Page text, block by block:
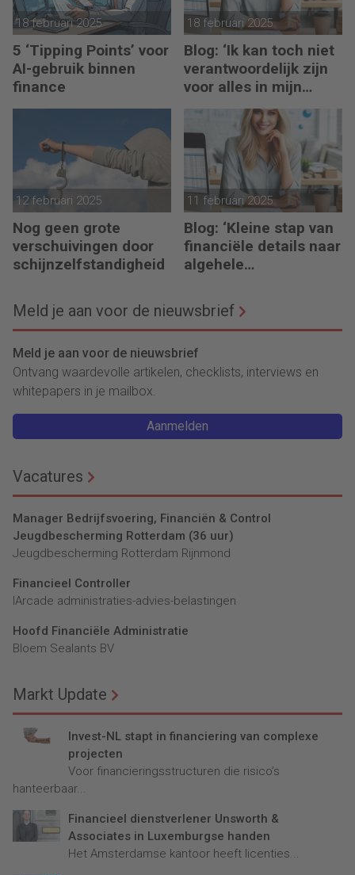
18 februari 2025
5 ‘Tipping Points’ voor
AI-gebruik binnen
finance
18 februari 2025
Blog: ‘Ik kan toch niet
verantwoordelijk zijn
voor alles in mijn
waardeketen?’
12 februari 2025
Nog geen grote
verschuivingen door
schijnzelfstandigheid
11 februari 2025
Blog: ‘Kleine stap van
financiële details naar
algehele
Meld je aan voor de nieuwsbrief
Meld je aan voor de nieuwsbrief
Ontvang waardevolle artikelen, checklists, interviews en
whitepapers in je mailbox.
Aanmelden
Vacatures
Manager Bedrijfsvoering, Financiën & Control
Jeugdbescherming Rotterdam (36 uur)
Jeugdbescherming Rotterdam Rijnmond
Financieel Controller
lArcade administraties-advies-belastingen
Hoofd Financiële Administratie
Bloem Sealants BV
Markt Update
Invest-NL stapt in financiering van complexe
projecten
Voor financieringsstructuren die risico’s
hanteerbaar...
Financieel dienstverlener Unsworth &
Associates in Luxemburgse handen
Het Amsterdamse kantoor heeft licenties...